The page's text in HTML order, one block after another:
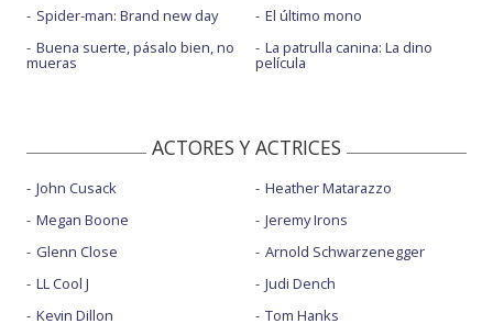
Spider-man: Brand new day
Buena suerte, pásalo bien, no
mueras
El último mono
La patrulla canina: La dino
película
ACTORES Y ACTRICES
John Cusack
Megan Boone
Glenn Close
LL Cool J
Kevin Dillon
Heather Matarazzo
Jeremy Irons
Arnold Schwarzenegger
Judi Dench
Tom Hanks